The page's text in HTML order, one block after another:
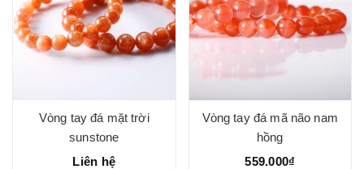
Vòng tay đá mặt trời
sunstone
Liên hệ
Vòng tay đá mã não nam
hồng
559.000₫